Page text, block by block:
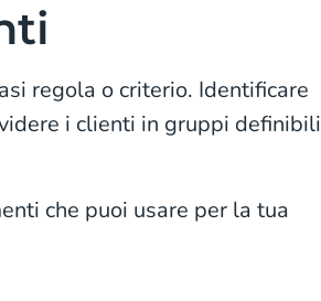
regola o criterio. Identificare
i clienti in gruppi definibili
che puoi usare per la tua